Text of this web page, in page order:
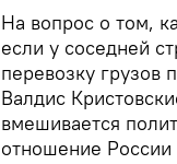
На вопрос о том,
если у соседней
перевозку грузов
Валдис
вмешивается
отношение России